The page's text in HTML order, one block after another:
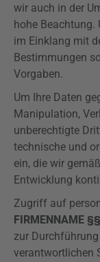
wir auch in der
hohe Beachtung.
im Einklang mit
Bestimmungen
Vorgaben.
Um Ihre Daten
Manipulation,
unberechtigte
technische und
ein, die wir
Entwicklung
Zugriff auf
FIRMENNAME §§
zur
verantwortlichen